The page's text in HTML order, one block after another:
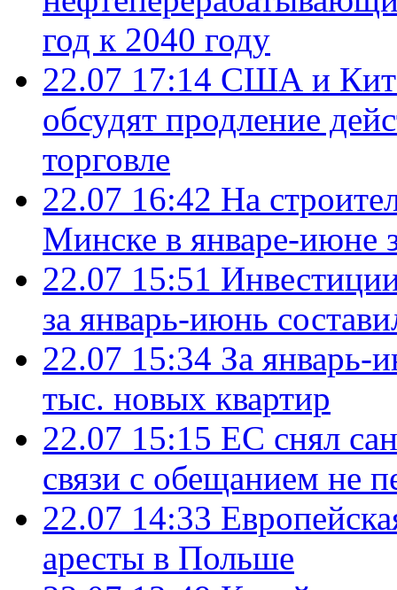
год к 2040 году
22.07 17:14 США и
обсудят продление
торговле
22.07 16:42 На
Минске в январе-июне
22.07 15:51
за январь-июнь
22.07 15:34 За январь-
тыс. новых квартир
22.07 15:15 ЕС снял
связи с обещанием не
22.07 14:33
аресты в Польше